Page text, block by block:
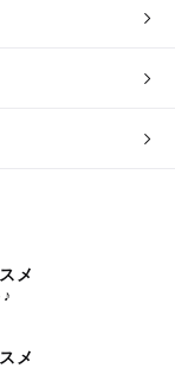
メ
メ